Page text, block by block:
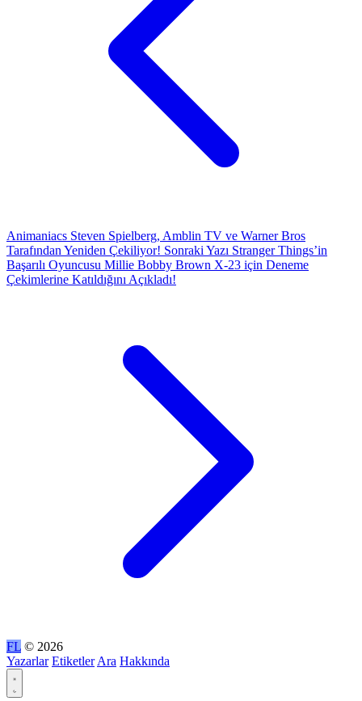
Animaniacs Steven Spielberg, Amblin TV ve Warner Bros
Tarafından Yeniden Çekiliyor! Sonraki Yazı Stranger Things’in
Başarılı Oyuncusu Millie Bobby Brown X-23 için Deneme
Çekimlerine Katıldığını Açıkladı!
FL © 2026
Yazarlar Etiketler Ara Hakkında